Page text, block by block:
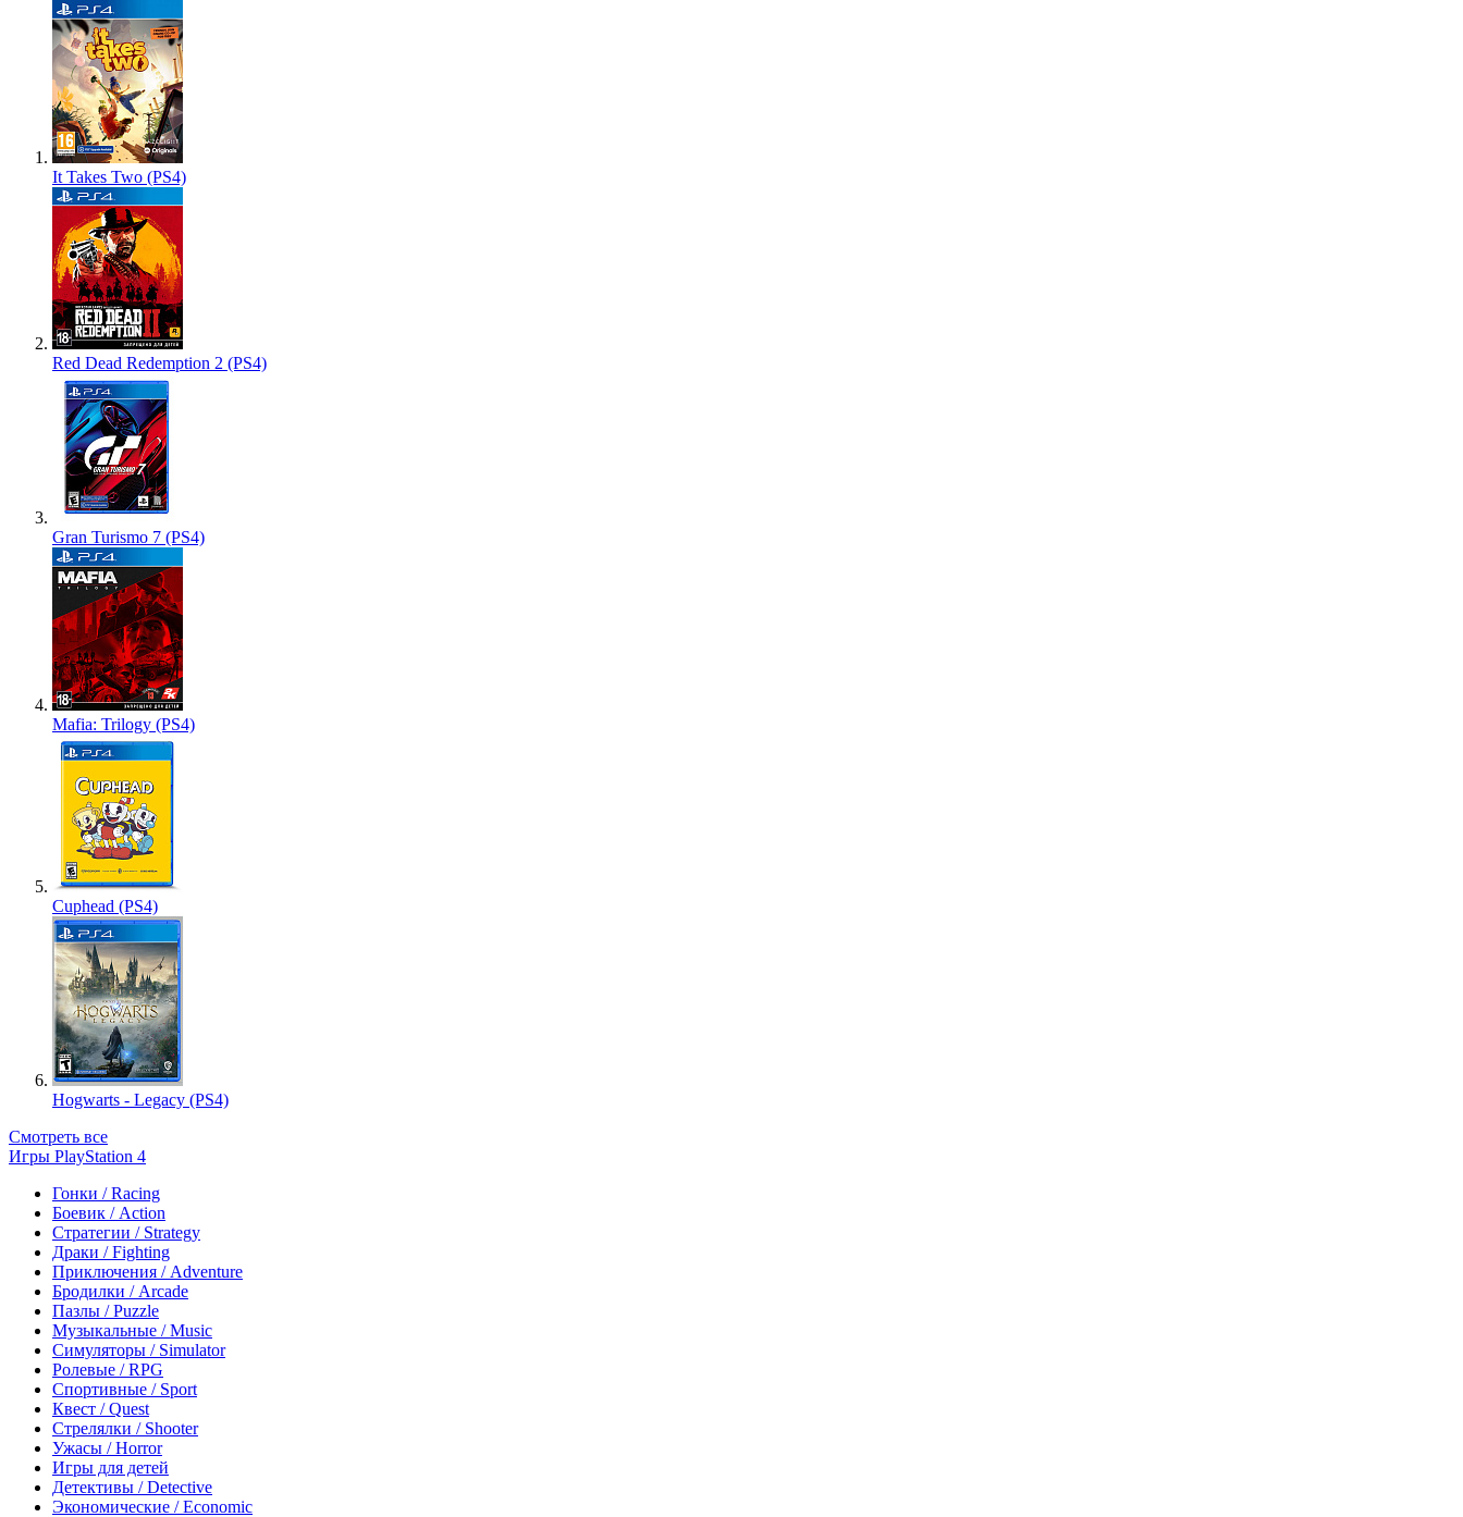
It Takes Two (PS4)
Red Dead Redemption 2 (PS4)
Gran Turismo 7 (PS4)
Mafia: Trilogy (PS4)
Cuphead (PS4)
Hogwarts - Legacy (PS4)
Смотреть все
Игры PlayStation 4
Гонки / Racing
Боевик / Action
Стратегии / Strategy
Драки / Fighting
Приключения / Adventure
Бродилки / Arcade
Пазлы / Puzzle
Музыкальные / Music
Симуляторы / Simulator
Ролевые / RPG
Спортивные / Sport
Квест / Quest
Стрелялки / Shooter
Ужасы / Horror
Игры для детей
Детективы / Detective
Экономические / Economic